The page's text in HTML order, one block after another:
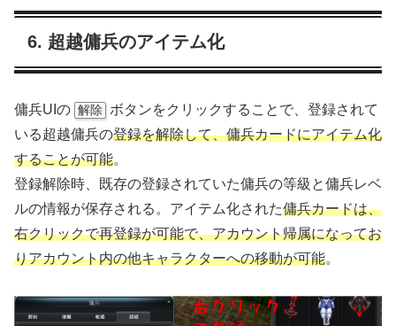
6. 超越傭兵のアイテム化
傭兵UIの 解除
ボタンをクリックすることで、登録されて
いる超越傭兵の登録を解除して、傭兵カードにアイテム化
することが可能。
登録解除時、既存の登録されていた傭兵の等級と傭兵レベ
ルの情報が保存される。アイテム化された傭兵カードは、
右クリックで再登録が可能で、アカウント帰属になってお
りアカウント内の他キャラクターへの移動が可能。